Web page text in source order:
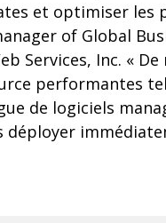
et optimiser les
of Global
Services, Inc. «
performantes
de logiciels
déployer